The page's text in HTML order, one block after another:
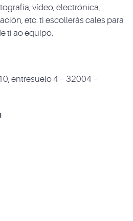
vídeo, electrónica,
etc. ti escollerás cales para
tí ao equipo.
entresuelo 4 – 32004 –